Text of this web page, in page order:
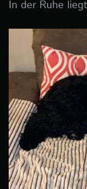
In der Ruhe